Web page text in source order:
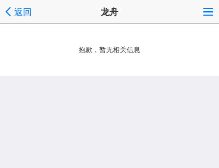
返回 龙舟
抱歉，暂无相关信息